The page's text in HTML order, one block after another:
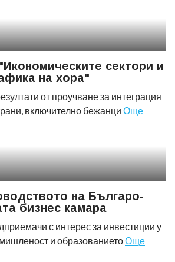
сектори и
на хора"
от проучване за интеграция
включително бежанци Още
на Българо-
бизнес камара
с интерес за инвестиции у
и образованиетоОще